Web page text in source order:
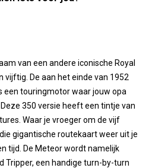
van een andere iconische Royal
De aan het einde van 1952
touringmotor waar jouw opa
350 versie heeft een tintje van
Waar je vroeger om de vijf
gigantische routekaart weer uit je
tijd. De Meteor wordt namelijk
Tripper, een handige turn-by-turn